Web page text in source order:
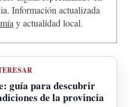
Información actualizada
y actualidad local.
guía para descubrir
de la provincia